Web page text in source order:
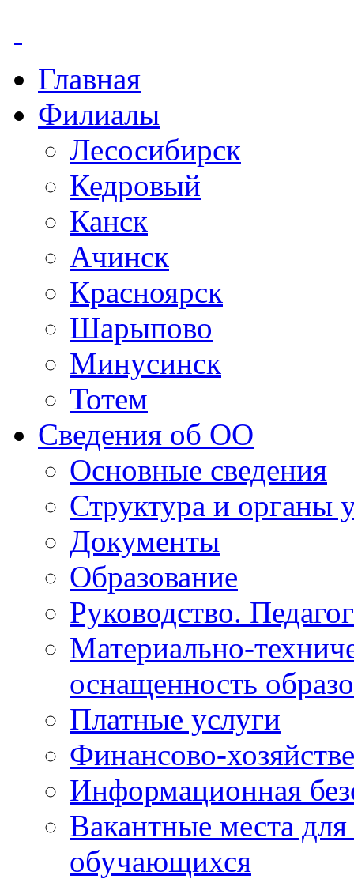
Главная
Филиалы
Лесосибирск
Кедровый
Канск
Ачинск
Красноярск
Шарыпово
Минусинск
Тотем
Сведения об ОО
Основные сведения
Структура и органы
Документы
Образование
Руководство.
Материально-
оснащенность
Платные услуги
Финансово-
Информационная
Вакантные места
обучающихся